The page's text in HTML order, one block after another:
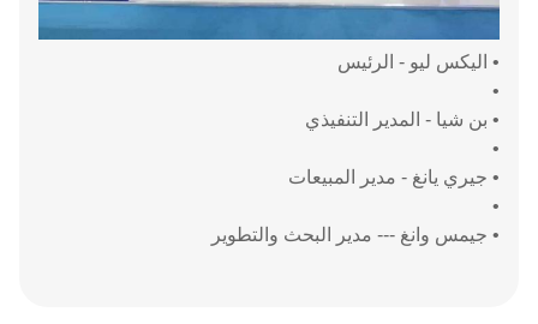
• اليكس ليو - الرئيس
•
• بن شيا - المدير التنفيذي
•
• جيري يانغ - مدير المبيعات
•
• جيمس وانغ --- مدير البحث والتطوير